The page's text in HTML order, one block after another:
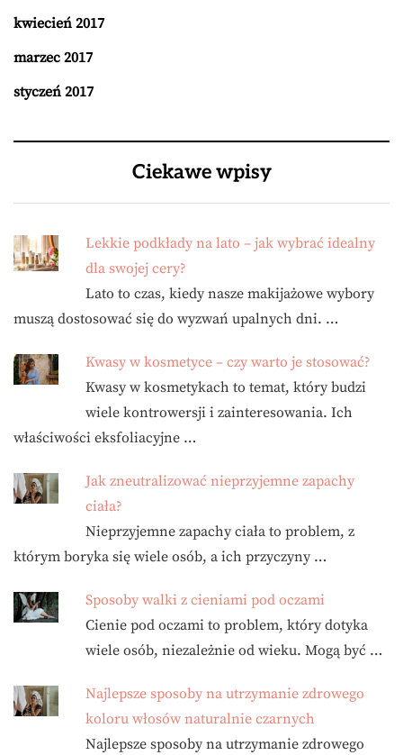
kwiecień 2017
marzec 2017
styczeń 2017
Ciekawe wpisy
Lekkie podkłady na lato – jak wybrać idealny
dla swojej cery?
Lato to czas, kiedy nasze makijażowe wybory
muszą dostosować się do wyzwań upalnych dni. …
Kwasy w kosmetyce – czy warto je stosować?
Kwasy w kosmetykach to temat, który budzi
wiele kontrowersji i zainteresowania. Ich
właściwości eksfoliacyjne …
Jak zneutralizować nieprzyjemne zapachy
ciała?
Nieprzyjemne zapachy ciała to problem, z
którym boryka się wiele osób, a ich przyczyny …
Sposoby walki z cieniami pod oczami
Cienie pod oczami to problem, który dotyka
wiele osób, niezależnie od wieku. Mogą być …
Najlepsze sposoby na utrzymanie zdrowego
koloru włosów naturalnie czarnych
Najlepsze sposoby na utrzymanie zdrowego